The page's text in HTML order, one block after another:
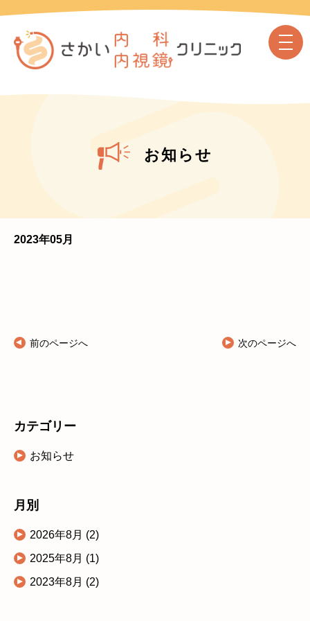
お知らせ
2023年05月
前のページへ 次のページへ
カテゴリー
お知らせ
月別
2026年8月 (2)
2025年8月 (1)
2023年8月 (2)